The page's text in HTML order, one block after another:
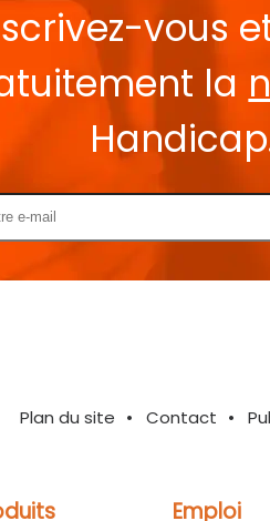
vous
la
Plan du site Contact
Emploi